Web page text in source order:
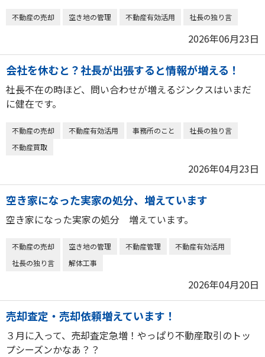
不動産の売却 空き地の管理 不動産有効活用 社長の独り言
2026年06月23日
会社を休むと？社長が出張すると情報が増える！
社長不在の時ほど、問い合わせが増えるジンクスはいまだ
に健在です。
不動産の売却 不動産有効活用 事務所のこと
社長の独り言
不動産買取
2026年04月23日
空き家になった実家の処分、増えています
空き家になった実家の処分 増えています。
不動産の売却 空き地の管理 不動産管理
不動産有効活用
社長の独り言
解体工事
2026年04月20日
売却査定・売却依頼増えています！
３月に入って、売却査定急増！やっぱり不動産取引のトッ
プシーズンかなあ？？